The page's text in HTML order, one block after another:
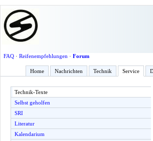
FAQ· Reifenempfehlungen · Forum
Home Nachrichten Technik Service
Technik-Texte
Selbst geholfen
SRI
Literatur
Kalendarium